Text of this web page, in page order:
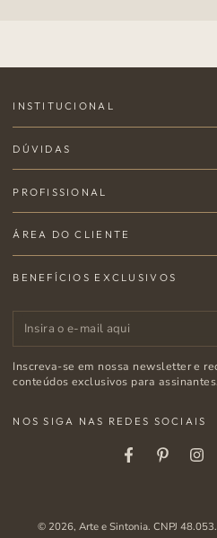
INSTITUCIONAL
DÚVIDAS
PROFISSIONAL
ÁREA DO CLIENTE
BENEFÍCIOS EXCLUSIVOS
Insira
o
e-
Inscreva-se em nossa newsletter e
conteúdos exclusivos para assinantes.
NOS SIGA NAS REDES SOCIAIS
FacebookPinterest
© 2026, Arte e Sintonia. CNPJ